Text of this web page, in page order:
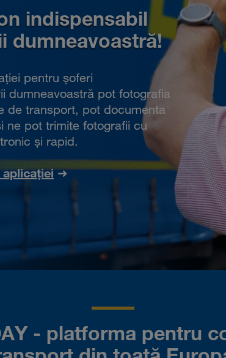
indispensabil
dumneavoastră!
pentru șoferi
dumneavoastră pot fotografia
de transport, pot documenta
ne pot trimite fotografii cu
și rapid.
➜
- platforma pentru